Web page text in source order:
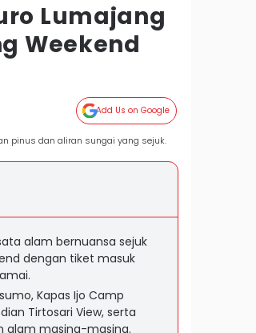
Lumajang
Weekend
Add Us on Google
pinus dan aliran sungai yang sejuk.
alam bernuansa sejuk
dengan tiket masuk
Kapas Ijo Camp
Tirtosari View, serta
alam masing-masing.